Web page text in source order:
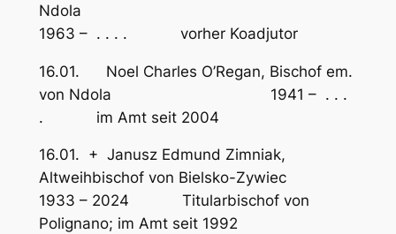
Ndola
1963 – . . . . vorher Koadjutor
16.01. Noel Charles O’Regan, Bischof em.
von Ndola 1941 – . . .
. im Amt seit 2004
16.01. + Janusz Edmund Zimniak,
Altweihbischof von Bielsko-Zywiec
1933 – 2024 Titularbischof von
Polignano; im Amt seit 1992